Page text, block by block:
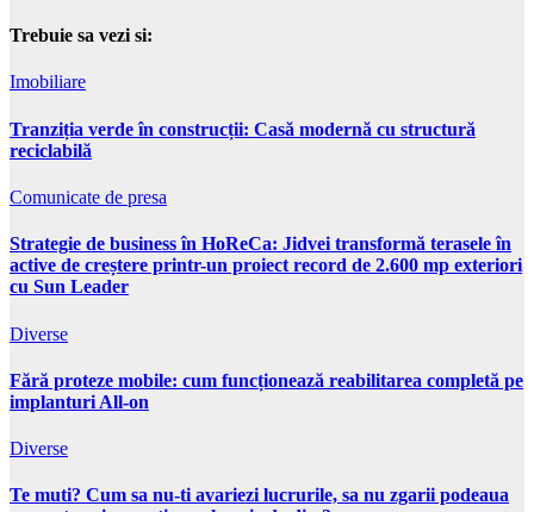
Trebuie sa vezi si:
Imobiliare
Tranziția verde în construcții: Casă modernă cu structură
reciclabilă
Comunicate de presa
Strategie de business în HoReCa: Jidvei transformă terasele în
active de creștere printr-un proiect record de 2.600 mp exteriori
cu Sun Leader
Diverse
Fără proteze mobile: cum funcționează reabilitarea completă pe
implanturi All-on
Diverse
Te muti? Cum sa nu-ti avariezi lucrurile, sa nu zgarii podeaua